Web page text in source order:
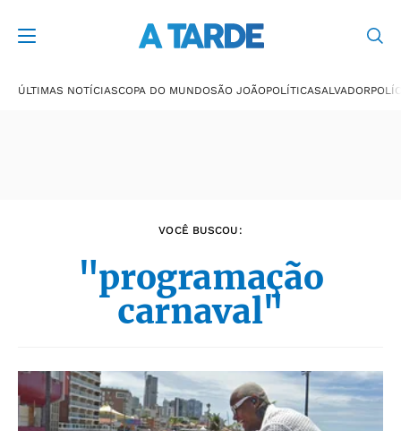
ÚLTIMAS NOTÍCIASCOPA DO MUNDOSÃO JOÃOPOLÍTICASALVADOR
VOCÊ BUSCOU:
"programação
carnaval"